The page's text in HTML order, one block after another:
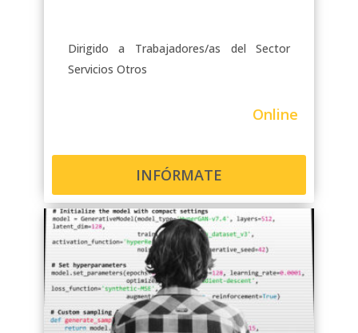
Dirigido a Trabajadores/as del Sector
Servicios Otros
Online
INFÓRMATE